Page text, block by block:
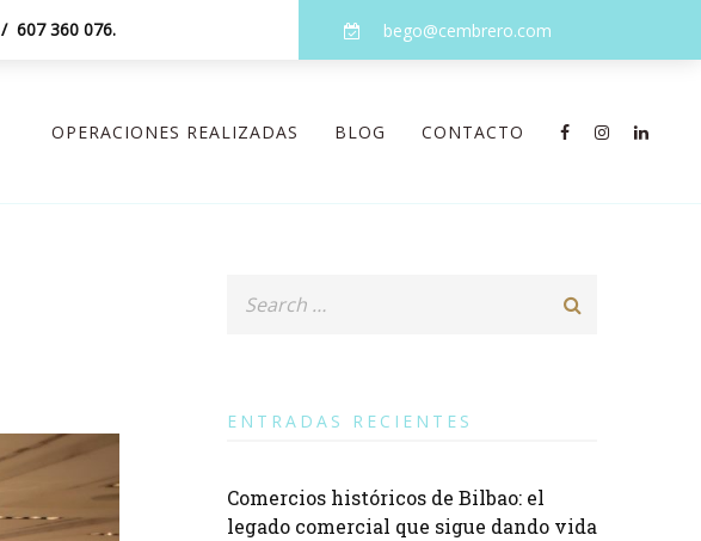
/607 360 076. bego@cembrero.com
OPERACIONES REALIZADAS BLOG CONTACTO
ENTRADAS RECIENTES
Comercios históricos de Bilbao: el
legado comercial que sigue dando vida